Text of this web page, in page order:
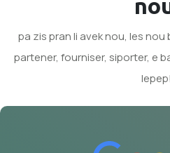
pa zis pran li avek nou, les nou
partener, fourniser, siporter, e
lepep!